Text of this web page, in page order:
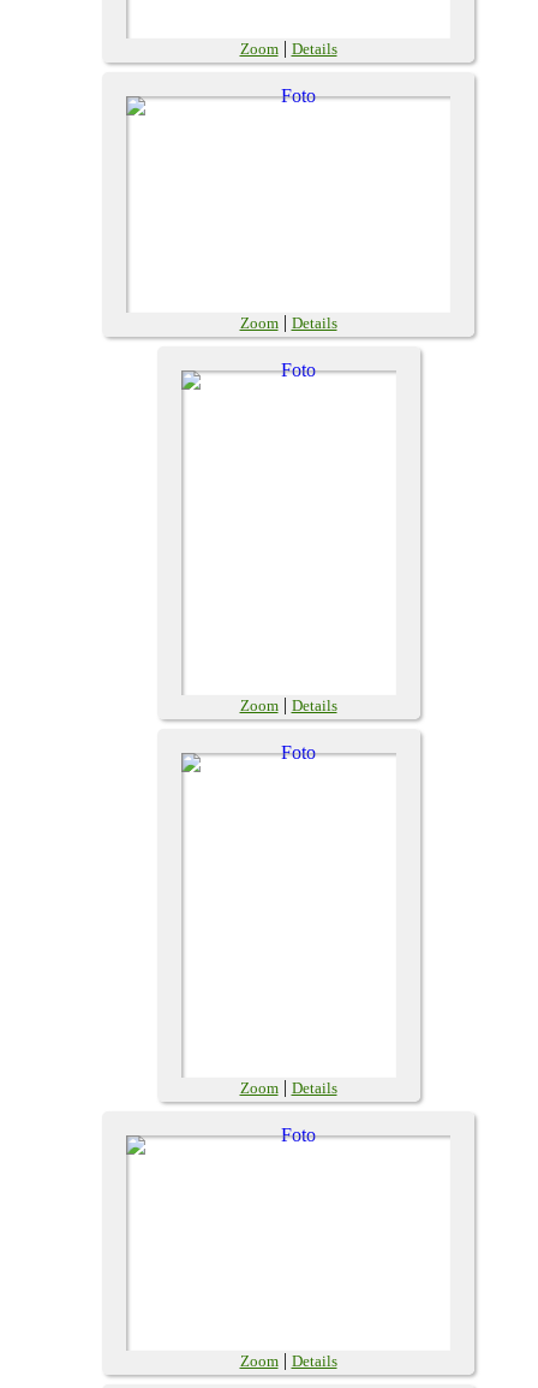
Zoom| Details
Zoom| Details
Zoom| Details
Zoom| Details
Zoom| Details